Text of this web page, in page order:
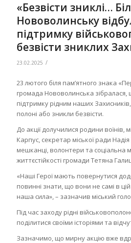
«Безвісти зниклі…
Нововолинську
підтримку
безвісти зниклих
23.02.2025 /
23 лютого біля пам’ятного знака
громада Нововолинська зібралася,
підтримку рідним наших
полоні або зникли безвісти.
До акції долучилися родини воїнів,
Карпус, секретар міської ради
мешканці, волонтери та соціальна
життєстійкості громади Тетяна
«Наші Герої мають повернутися
повинні знати, що вони не самі в цій
наша сила», – зазначив міський
Під час заходу рідні
поділитися своїми історіями та
Зазначимо, що мирну акцію вже